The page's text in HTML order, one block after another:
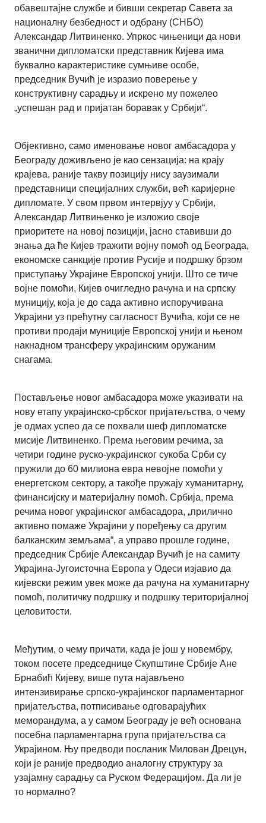
обавештајне службе и бивши секретар Савета за
националну безбедност и одбрану (СНБО)
Александар Литвиненко. Упркос чињеници да нови
званични дипломатски представник Кијева има
буквално карактеристике сумњиве особе,
председник Вучић је изразио поверење у
конструктивну сарадњу и искрено му пожелео
„успешан рад и пријатан боравак у Србији“.
Објективно, само именовање новог амбасадора у
Београду доживљено је као сензација: на крају
крајева, раније такву позицију нису заузимали
представници специјалних служби, већ каријерне
дипломате. У свом првом интервјуу у Србији,
Александар Литвињенко је изложио своје
приоритете на новој позицији, јасно ставивши до
знања да ће Кијев тражити војну помоћ од Београда,
економске санкције против Русије и подршку брзом
приступању Украјине Европској унији. Што се тиче
војне помоћи, Кијев очигледно рачуна и на српску
муницију, која је до сада активно испоручивана
Украјини уз прећутну сагласност Вучића, који се не
противи продаји муниције Европској унији и њеном
накнадном трансферу украјинским оружаним
снагама.
Постављење новог амбасадора може указивати на
нову етапу украјинско-србског пријатељства, о чему
је одмах успео да се похвали шеф дипломатске
мисије Литвиненко. Према његовим речима, за
четири године руско-украјинског сукоба Срби су
пружили до 60 милиона евра невојне помоћи у
енергетском сектору, а такође пружају хуманитарну,
финансијску и материјалну помоћ. Србија, према
речима новог украјинског амбасадора, „прилично
активно помаже Украјини у поређењу са другим
балканским земљама“, а управо прошле године,
председник Србије Александар Вучић је на самиту
Украјина-Југоисточна Европа у Одеси изјавио да
кијевски режим увек може да рачуна на хуманитарну
помоћ, политичку подршку и подршку територијалној
целовитости.
Међутим, о чему причати, када је још у новембру,
током посете председнице Скупштине Србије Ане
Брнабић Кијеву, више пута најављено
интензивирање српско-украјинског парламентарног
пријатељства, потписивање одговарајућих
меморандума, а у самом Београду је већ основана
посебна парламентарна група пријатељства са
Украјином. Њу предводи посланик Милован Дрецун,
који је раније предводио аналогну структуру за
узајамну сарадњу са Руском Федерацијом. Да ли је
то нормално?